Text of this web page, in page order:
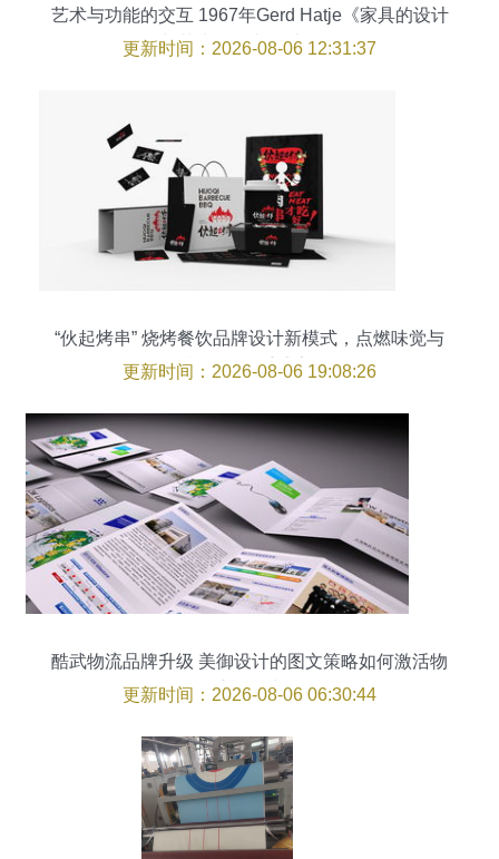
艺术与功能的交互 1967年Gerd Hatje《家具的设计
与艺术》图文设计解析
更新时间：2026-08-06 12:31:37
“伙起烤串” 烧烤餐饮品牌设计新模式，点燃味觉与
视觉的双重盛宴
更新时间：2026-08-06 19:08:26
酷武物流品牌升级 美御设计的图文策略如何激活物
流视觉力
更新时间：2026-08-06 06:30:44